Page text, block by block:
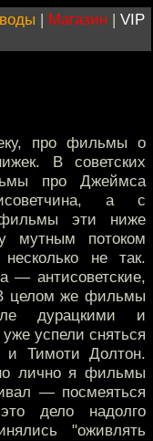
| Магазин | VIP
про фильмы о
В советских
про Джеймса
а с
фильмы эти ниже
мутным потоком
не так.
— антисоветские,
В целом же фильмы
дурацкими и
успели сняться
Тимоти Долтон.
лично я фильмы
— посмеяться
дело надолго
"оживлять